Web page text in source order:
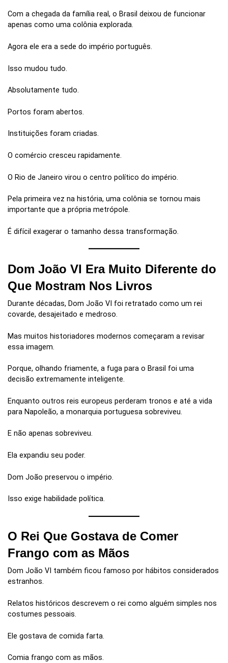
Com a chegada da família real, o Brasil deixou de funcionar
apenas como uma colônia explorada.
Agora ele era a sede do império português.
Isso mudou tudo.
Absolutamente tudo.
Portos foram abertos.
Instituições foram criadas.
O comércio cresceu rapidamente.
O Rio de Janeiro virou o centro político do império.
Pela primeira vez na história, uma colônia se tornou mais
importante que a própria metrópole.
É difícil exagerar o tamanho dessa transformação.
Dom João VI Era Muito Diferente do
Que Mostram Nos Livros
Durante décadas, Dom João VI foi retratado como um rei
covarde, desajeitado e medroso.
Mas muitos historiadores modernos começaram a revisar
essa imagem.
Porque, olhando friamente, a fuga para o Brasil foi uma
decisão extremamente inteligente.
Enquanto outros reis europeus perderam tronos e até a vida
para Napoleão, a monarquia portuguesa sobreviveu.
E não apenas sobreviveu.
Ela expandiu seu poder.
Dom João preservou o império.
Isso exige habilidade política.
O Rei Que Gostava de Comer
Frango com as Mãos
Dom João VI também ficou famoso por hábitos considerados
estranhos.
Relatos históricos descrevem o rei como alguém simples nos
costumes pessoais.
Ele gostava de comida farta.
Comia frango com as mãos.